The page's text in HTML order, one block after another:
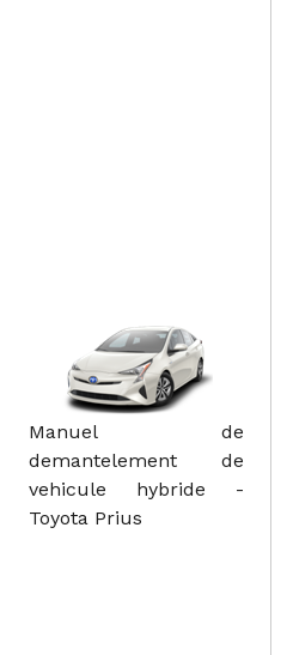
Manuel de
demantelement de
vehicule hybride -
Toyota Prius